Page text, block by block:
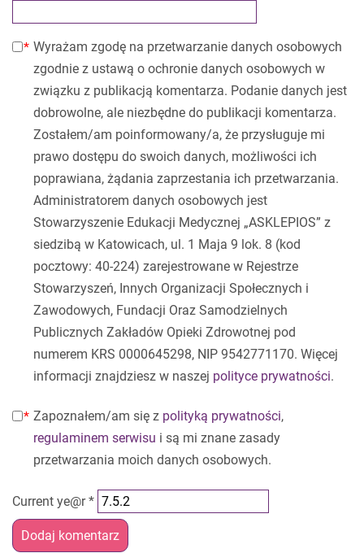
Wyrażam zgodę na przetwarzanie danych osobowych
zgodnie z ustawą o ochronie danych osobowych w
związku z publikacją komentarza. Podanie danych jest
dobrowolne, ale niezbędne do publikacji komentarza.
Zostałem/am poinformowany/a, że przysługuje mi
prawo dostępu do swoich danych, możliwości ich
poprawiana, żądania zaprzestania ich przetwarzania.
Administratorem danych osobowych jest
Stowarzyszenie Edukacji Medycznej „ASKLEPIOS” z
siedzibą w Katowicach, ul. 1 Maja 9 lok. 8 (kod
pocztowy: 40-224) zarejestrowane w Rejestrze
Stowarzyszeń, Innych Organizacji Społecznych i
Zawodowych, Fundacji Oraz Samodzielnych
Publicznych Zakładów Opieki Zdrowotnej pod
numerem KRS 0000645298, NIP 9542771170. Więcej
informacji znajdziesz w naszej polityce prywatności.
Zapoznałem/am się z polityką prywatności,
regulaminem serwisu i są mi znane zasady
przetwarzania moich danych osobowych.
Current ye@r*